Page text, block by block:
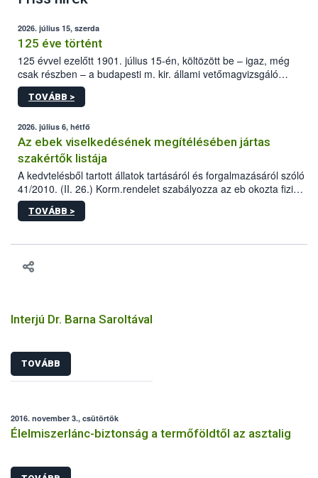
2026. július 15, szerda
125 éve történt
125 évvel ezelőtt 1901. július 15-én, költözött be – igaz, még
csak részben – a budapesti m. kir. állami vetőmagvizsgáló
állomás a Kis Rókus utca 15. szám alatti, Czigler Győző által
tervezett új épületébe.
TOVÁBB >
2026. július 6, hétfő
Az ebek viselkedésének megítélésében jártas
szakértők listája
A kedvtelésből tartott állatok tartásáról és forgalmazásáról szóló
41/2010. (II. 26.) Korm.rendelet szabályozza az eb okozta fizikai
sérülés, illetve ennek veszélye keletkezésekor felmerülő
hatósági feladatokat, valamint a veszélyes eb tartását és annak
vonni az ebek viselkedésének megítélésében jártas szakértőt.
TOVÁBB >
Interjú Dr. Barna Saroltával
TOVÁBB
2016. november 3., csütörtök
Élelmiszerlánc-biztonság a termőföldtől az asztalig